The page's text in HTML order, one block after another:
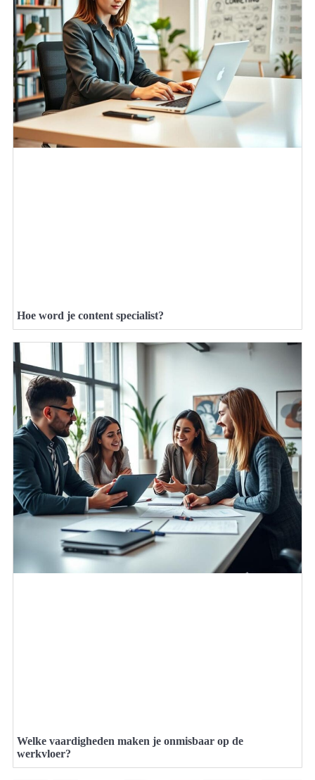
Hoe word je content specialist?
Welke vaardigheden maken je onmisbaar op de
werkvloer?